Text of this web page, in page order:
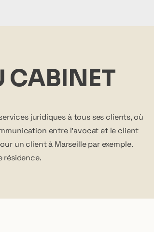
CABINET
juridiques à tous ses clients, où
entre l'avocat et le client
un client à Marseille par exemple.
résidence.